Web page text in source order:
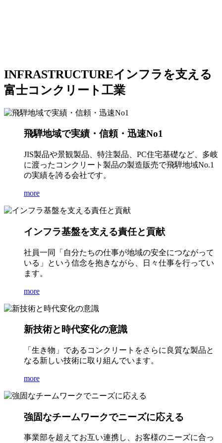
INFRASTRUCTUREインフラを支える
富士コンクリート工業
飛騨地域で実績・信頼・迅速No1
JIS製品や景観製品、特注製品、PC住宅基礎など、多岐
に渡ったコンクリート製品の製造販売で飛騨地域No.1
の実績を誇る会社です。
more
インフラ基盤を支える責任と貢献
社員一同「自分たちの仕事が地域の安全につながって
いる」という信念を抱きながら、日々仕事を行ってい
ます。
more
新技術と時代変化の意識
「生き物」であるコンクリートをさらに良質な製品と
なる新しい技術に取り組んでいます。
more
強固なチームワークでニーズに応える
事業部を超えてお互い連携し、お客様のニーズに合っ